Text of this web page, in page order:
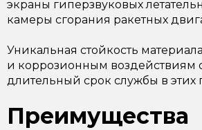
экраны гиперзвуковых
камеры сгорания ракетных
Уникальная стойкость
и коррозионным воздействиям
длительный срок службы в этих
Преимущества